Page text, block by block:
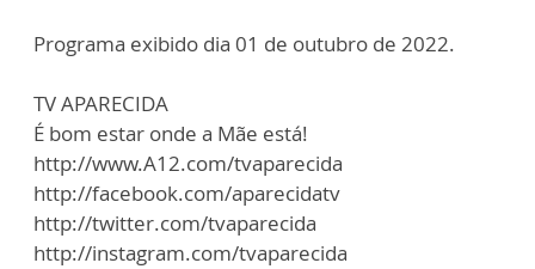
Programa exibido dia 01 de outubro de 2022.
TV APARECIDA
É bom estar onde a Mãe está!
http://www.A12.com/tvaparecida
http://facebook.com/aparecidatv
http://twitter.com/tvaparecida
http://instagram.com/tvaparecida